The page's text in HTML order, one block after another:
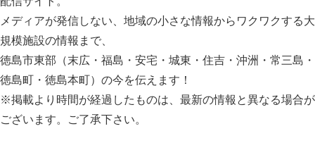
メディアが発信しない、地域の小さな情報からワクワクする大
規模施設の情報まで、
徳島市東部（末広・福島・安宅・城東・住吉・沖洲・常三島・
徳島町・徳島本町）の今を伝えます！
※掲載より時間が経過したものは、最新の情報と異なる場合が
ございます。ご了承下さい。